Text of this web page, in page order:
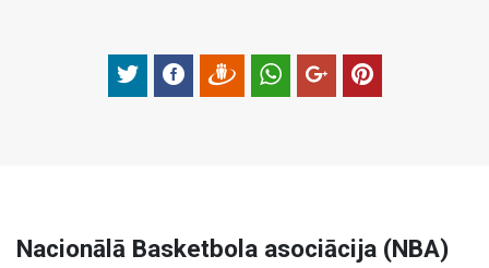
Nacionālā Basketbola asociācija (NBA)